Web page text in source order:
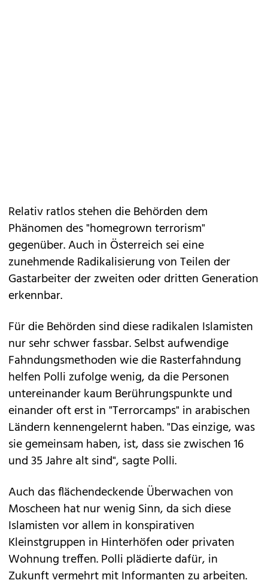
Relativ ratlos stehen die Behörden dem
Phänomen des "homegrown terrorism"
gegenüber. Auch in Österreich sei eine
zunehmende Radikalisierung von Teilen der
Gastarbeiter der zweiten oder dritten Generation
erkennbar.
Für die Behörden sind diese radikalen Islamisten
nur sehr schwer fassbar. Selbst aufwendige
Fahndungsmethoden wie die Rasterfahndung
helfen Polli zufolge wenig, da die Personen
untereinander kaum Berührungspunkte und
einander oft erst in "Terrorcamps" in arabischen
Ländern kennengelernt haben. "Das einzige, was
sie gemeinsam haben, ist, dass sie zwischen 16
und 35 Jahre alt sind", sagte Polli.
Auch das flächendeckende Überwachen von
Moscheen hat nur wenig Sinn, da sich diese
Islamisten vor allem in konspirativen
Kleinstgruppen in Hinterhöfen oder privaten
Wohnung treffen. Polli plädierte dafür, in
Zukunft vermehrt mit Informanten zu arbeiten.